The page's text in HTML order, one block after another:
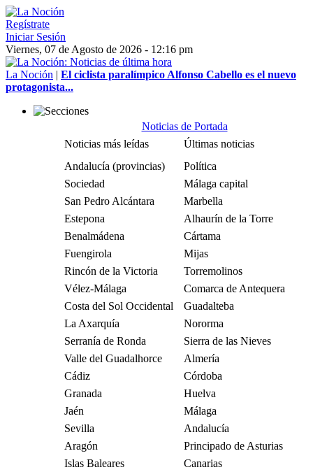
Regístrate
Iniciar Sesión
Viernes, 07 de Agosto de 2026 - 12:16 pm
La Noción | El ciclista paralímpico Alfonso Cabello es el nuevo
protagonista...
Noticias de Portada
Noticias más leídas
Últimas noticias
Andalucía (provincias)
Política
Sociedad
Málaga capital
San Pedro Alcántara
Marbella
Estepona
Alhaurín de la Torre
Benalmádena
Cártama
Fuengirola
Mijas
Rincón de la Victoria
Torremolinos
Vélez-Málaga
Comarca de Antequera
Costa del Sol Occidental
Guadalteba
La Axarquía
Nororma
Serranía de Ronda
Sierra de las Nieves
Valle del Guadalhorce
Almería
Cádiz
Córdoba
Granada
Huelva
Jaén
Málaga
Sevilla
Andalucía
Aragón
Principado de Asturias
Islas Baleares
Canarias